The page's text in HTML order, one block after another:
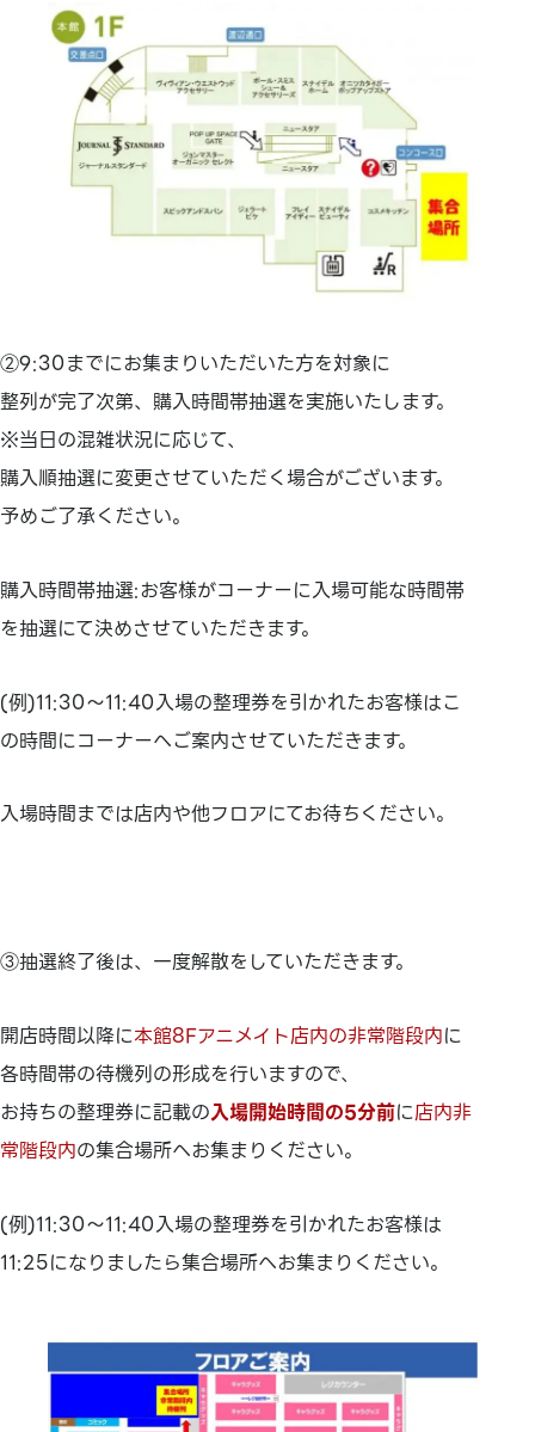
②9:30までにお集まりいただいた方を対象に
整列が完了次第、購入時間帯抽選を実施いたします。
※当日の混雑状況に応じて、
購入順抽選に変更させていただく場合がございます。
予めご了承ください。
購入時間帯抽選:お客様がコーナーに入場可能な時間帯
を抽選にて決めさせていただきます。
(例)11:30～11:40入場の整理券を引かれたお客様はこ
の時間にコーナーへご案内させていただきます。
入場時間までは店内や他フロアにてお待ちください。
③抽選終了後は、一度解散をしていただきます。
開店時間以降に本館8Fアニメイト店内の非常階段内に
各時間帯の待機列の形成を行いますので、
お持ちの整理券に記載の入場開始時間の5分前に店内非
常階段内の集合場所へお集まりください。
(例)11:30～11:40入場の整理券を引かれたお客様は
11:25になりましたら集合場所へお集まりください。